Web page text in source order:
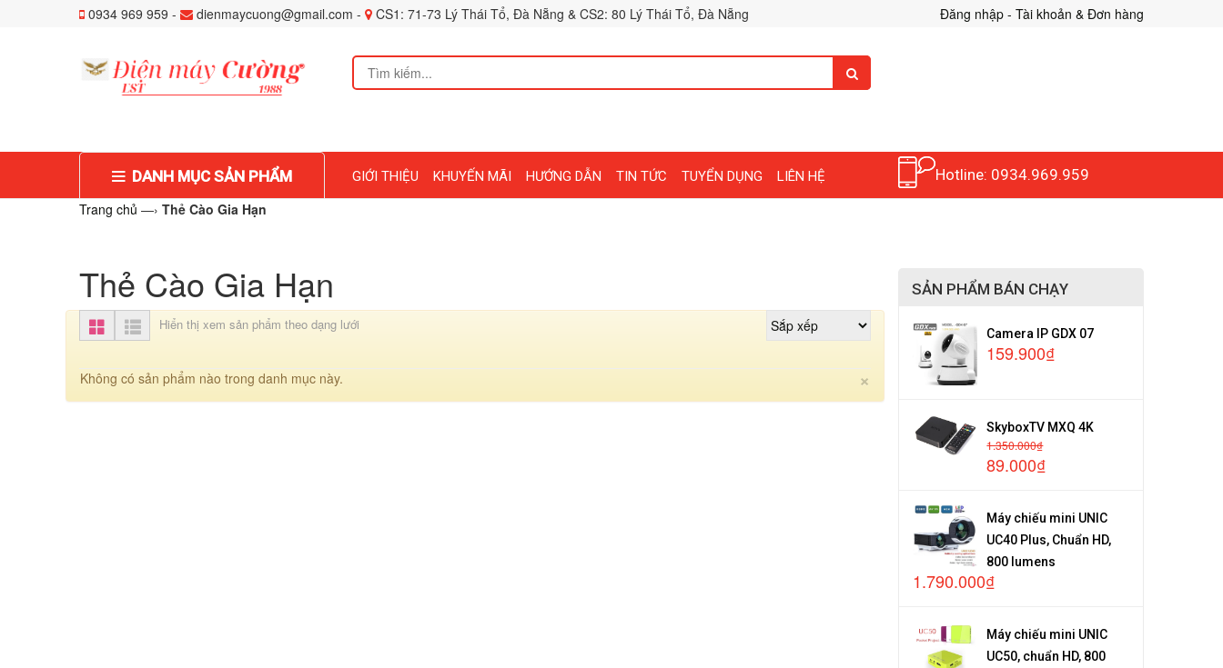
0934 969 959 - dienmaycuong@gmail.com - CS1: 71-73 Lý Thái Tổ, Đà Nẵng & CS2: 80 Lý Thái Tổ, Đà Nẵng Đăng nhập - Tài khoản & Đơn hàng
DANH MỤC SẢN PHẨM GIỚI THIỆU KHUYẾN MÃI HƯỚNG DẪN TIN TỨC TUYỂN DỤNG LIÊN HỆ
Hotline: 0934.969.959
Trang chủ —› Thẻ Cào Gia Hạn
Thẻ Cào Gia Hạn
Hiển thị xem sản phẩm theo dạng lưới
×Close
Không có sản phẩm nào trong danh mục này.
SẢN PHẨM BÁN CHẠY
Camera IP GDX 07
159.900₫
SkyboxTV MXQ 4K
1.350.000₫
89.000₫
Máy chiếu mini UNIC
UC40 Plus, Chuẩn HD,
800 lumens
1.790.000₫
Máy chiếu mini UNIC
UC50, chuẩn HD, 800